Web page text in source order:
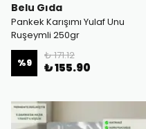
Belu Gıda
Pankek Karışımı Yulaf Unu
Ruşeymli 250gr
%9
₺ 171.12
₺ 155.90